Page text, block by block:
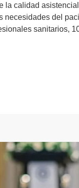
calidad
del
sanitarios,